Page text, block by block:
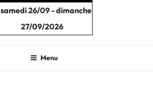
samedi 26/09 - dimanche
27/09/2026
Menu